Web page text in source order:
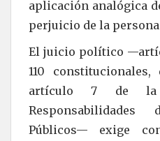
aplicación analógica
perjuicio de la persona
El juicio político
110
artículo 7 de la
Públicos— exige